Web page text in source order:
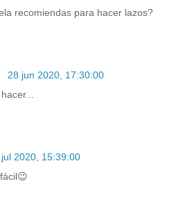
recomiendas para hacer lazos?
28 jun 2020, 17:30:00
2020, 15:39:00